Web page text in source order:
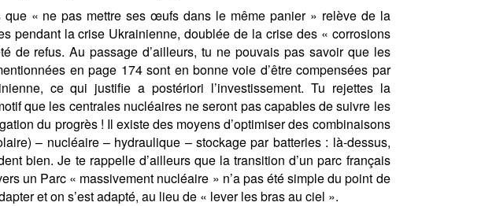
« ne pas mettre ses œufs dans le même panier » relève de la
pendant la crise Ukrainienne, doublée de la crise des « corrosions
de refus. Au passage d’ailleurs, tu ne pouvais pas savoir que les
en page 174 sont en bonne voie d’être compensées par
ce qui justifie a postériori l’investissement. Tu rejettes la
que les centrales nucléaires ne seront pas capables de suivre les
du progrès ! Il existe des moyens d’optimiser des combinaisons
– nucléaire – hydraulique – stockage par batteries : là-dessus,
bien. Je te rappelle d’ailleurs que la transition d’un parc français
un Parc « massivement nucléaire » n’a pas été simple du point de
et on s’est adapté, au lieu de « lever les bras au ciel ».